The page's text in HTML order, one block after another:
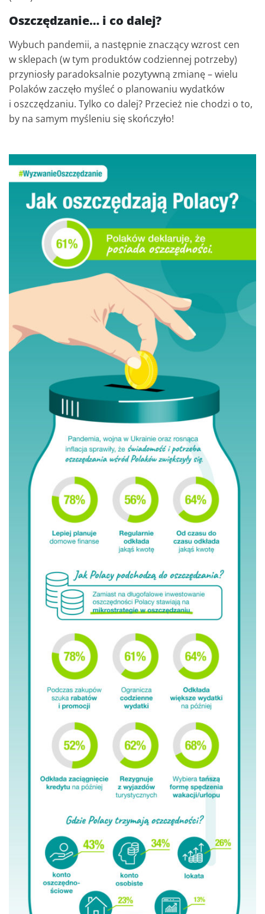
Oszczędzanie… i co dalej?
Wybuch pandemii, a następnie znaczący wzrost cen
w sklepach (w tym produktów codziennej potrzeby)
przyniosły paradoksalnie pozytywną zmianę – wielu
Polaków zaczęło myśleć o planowaniu wydatków
i oszczędzaniu. Tylko co dalej? Przecież nie chodzi o to,
by na samym myśleniu się skończyło!